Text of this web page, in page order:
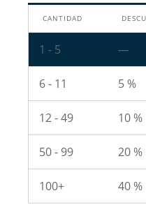
CANTIDAD
1 - 5 —
6 - 11 5 %
12 - 49 10 %
50 - 99 20 %
100+ 40 %